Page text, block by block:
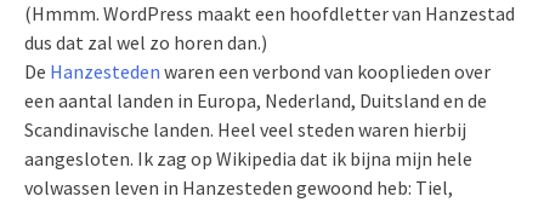
(Hmmm. WordPress maakt een hoofdletter van Hanzestad
dus dat zal wel zo horen dan.)
De Hanzesteden waren een verbond van kooplieden over
een aantal landen in Europa, Nederland, Duitsland en de
Scandinavische landen. Heel veel steden waren hierbij
aangesloten. Ik zag op Wikipedia dat ik bijna mijn hele
volwassen leven in Hanzesteden gewoond heb: Tiel,